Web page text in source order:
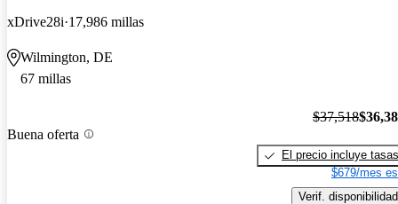
xDrive28i 17,986 millas
Wilmington, DE
67 millas
Buena oferta
$37,518
El precio incluye tasas
$679/mes
Verif. disponibilidad